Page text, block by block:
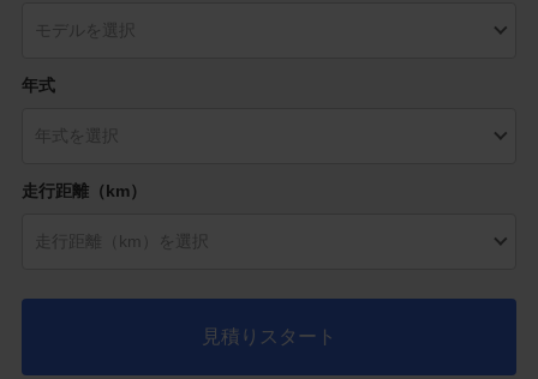
年式
走行距離（km）
見積りスタート